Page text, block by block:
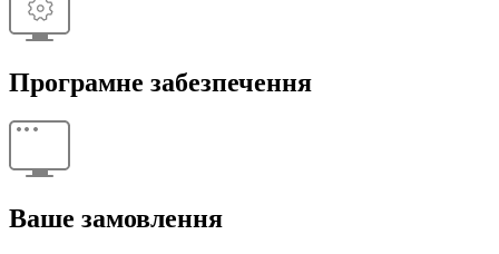
Програмне забезпечення
Ваше замовлення